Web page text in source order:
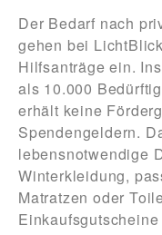
Der Bedarf nach
gehen bei
Hilfsanträge ein.
als 10.000
erhält keine
Spendengeldern.
lebensnotwendige
Winterkleidung,
Matratzen oder